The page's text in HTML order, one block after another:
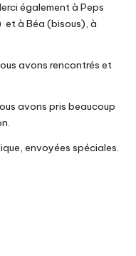
également à Peps
et à Béa (bisous), à
avons rencontrés et
avons pris beaucoup
envoyées spéciales.